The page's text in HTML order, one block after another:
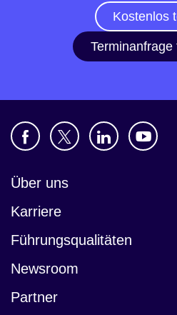
Kostenlos
Terminanfrage
Über uns
Karriere
Führungsqualitäten
Newsroom
Partner